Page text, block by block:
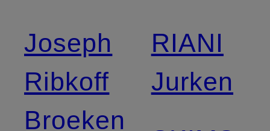
Joseph
Ribkoff
Broeken
RIANI
Jurken